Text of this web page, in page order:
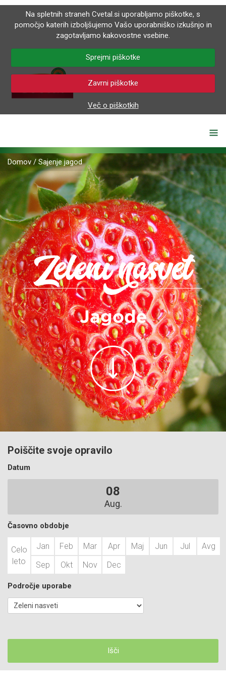
Na spletnih straneh Cvetal.si uporabljamo piškotke, s
pomočjo katerih izboljšujemo Vašo uporabniško izkušnjo in
zagotavljamo kakovostne vsebine.
Sprejmi piškotke
Zavrni piškotke
Več o piškotkih
Domov / Sajenje jagod
Jagode
Poiščite svoje opravilo
Datum
08
Aug.
Časovno obdobje
Celo
leto
Jan Feb Mar Apr Maj Jun Jul
Avg
Sep
Okt Nov Dec
Področje uporabe
Išči